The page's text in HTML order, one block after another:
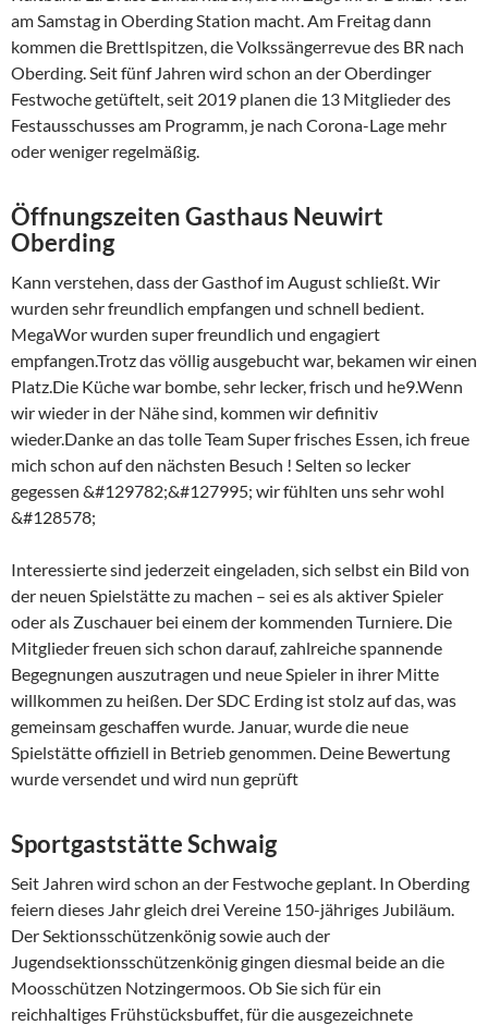
am Samstag in Oberding Station macht. Am Freitag dann
kommen die Brettlspitzen, die Volkssängerrevue des BR nach
Oberding. Seit fünf Jahren wird schon an der Oberdinger
Festwoche getüftelt, seit 2019 planen die 13 Mitglieder des
Festausschusses am Programm, je nach Corona-Lage mehr
oder weniger regelmäßig.
Öffnungszeiten Gasthaus Neuwirt
Oberding
Kann verstehen, dass der Gasthof im August schließt. Wir
wurden sehr freundlich empfangen und schnell bedient.
MegaWor wurden super freundlich und engagiert
empfangen.Trotz das völlig ausgebucht war, bekamen wir einen
Platz.Die Küche war bombe, sehr lecker, frisch und he9.Wenn
wir wieder in der Nähe sind, kommen wir definitiv
wieder.Danke an das tolle Team Super frisches Essen, ich freue
mich schon auf den nächsten Besuch ! Selten so lecker
gegessen &#129782;&#127995; wir fühlten uns sehr wohl
&#128578;
Interessierte sind jederzeit eingeladen, sich selbst ein Bild von
der neuen Spielstätte zu machen – sei es als aktiver Spieler
oder als Zuschauer bei einem der kommenden Turniere. Die
Mitglieder freuen sich schon darauf, zahlreiche spannende
Begegnungen auszutragen und neue Spieler in ihrer Mitte
willkommen zu heißen. Der SDC Erding ist stolz auf das, was
gemeinsam geschaffen wurde. Januar, wurde die neue
Spielstätte offiziell in Betrieb genommen. Deine Bewertung
wurde versendet und wird nun geprüft
Sportgaststätte Schwaig
Seit Jahren wird schon an der Festwoche geplant. In Oberding
feiern dieses Jahr gleich drei Vereine 150-jähriges Jubiläum.
Der Sektionsschützenkönig sowie auch der
Jugendsektionsschützenkönig gingen diesmal beide an die
Moosschützen Notzingermoos. Ob Sie sich für ein
reichhaltiges Frühstücksbuffet, für die ausgezeichnete